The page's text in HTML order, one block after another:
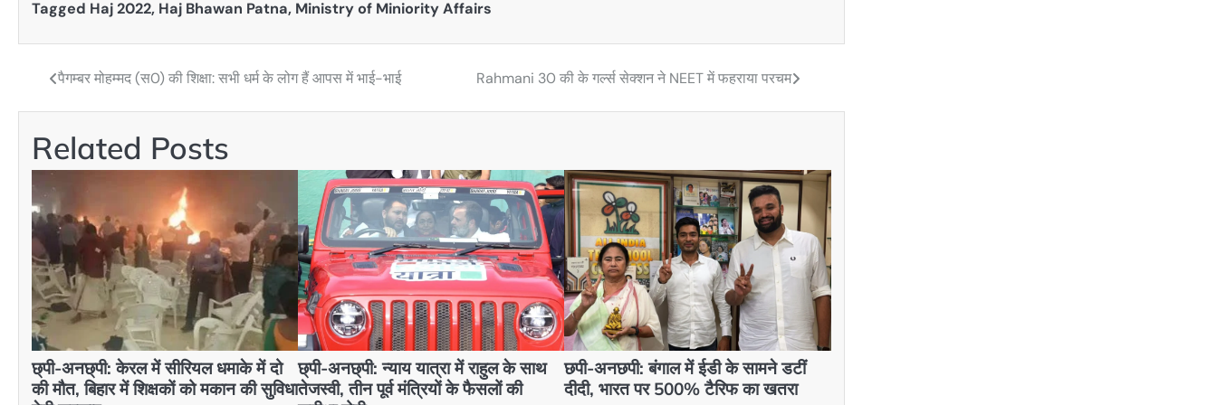
Tagged Haj 2022, Haj Bhawan Patna, Ministry of Miniority Affairs
Post
navigation
पैगम्बर मोहम्मद (स0) की शिक्षा: सभी धर्म के लोग हैं आपस में भाई-भाई Rahmani 30 की के गर्ल्स सेक्शन ने NEET में फहराया परचम
Related Posts
छ्पी-अनछ्पी: केरल में सीरियल धमाके में दो
की मौत, बिहार में शिक्षकों को मकान की सुविधा
छ्पी-अनछ्पी: न्याय यात्रा में राहुल के साथ
तेजस्वी, तीन पूर्व मंत्रियों के फैसलों की
छपी-अनछपी: बंगाल में ईडी के सामने डटीं
दीदी, भारत पर 500% टैरिफ का खतरा